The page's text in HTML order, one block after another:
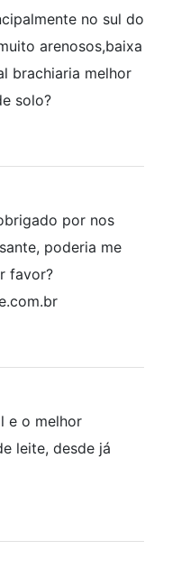
no sul do
arenosos,baixa
brachiaria melhor
solo?
por nos
poderia me
favor?
e o melhor
leite, desde já